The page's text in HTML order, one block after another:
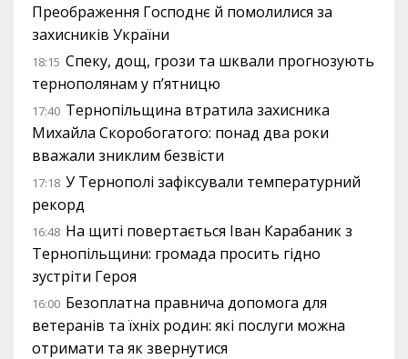
Преображення Господнє й помолилися за
захисників України
18:15 Спеку, дощ, грози та шквали прогнозують
тернополянам у п’ятницю
17:40 Тернопільщина втратила захисника
Михайла Скоробогатого: понад два роки
вважали зниклим безвісти
17:18 У Тернополі зафіксували температурний
рекорд
16:48 На щиті повертається Іван Карабаник з
Тернопільщини: громада просить гідно
зустріти Героя
16:00 Безоплатна правнича допомога для
ветеранів та їхніх родин: які послуги можна
отримати та як звернутися